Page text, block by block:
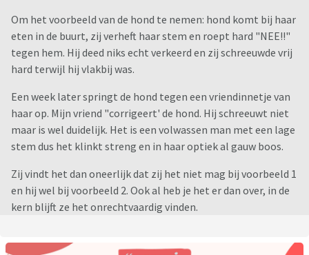
Om het voorbeeld van de hond te nemen: hond komt bij haar
eten in de buurt, zij verheft haar stem en roept hard "NEE!!"
tegen hem. Hij deed niks echt verkeerd en zij schreeuwde vrij
hard terwijl hij vlakbij was.
Een week later springt de hond tegen een vriendinnetje van
haar op. Mijn vriend "corrigeert' de hond. Hij schreeuwt niet
maar is wel duidelijk. Het is een volwassen man met een lage
stem dus het klinkt streng en in haar optiek al gauw boos.
Zij vindt het dan oneerlijk dat zij het niet mag bij voorbeeld 1
en hij wel bij voorbeeld 2. Ook al heb je het er dan over, in de
kern blijft ze het onrechtvaardig vinden.